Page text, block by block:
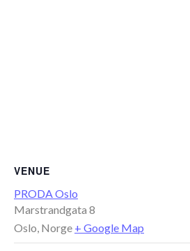
VENUE
PRODA Oslo
Marstrandgata 8
Oslo Norge + Google Map